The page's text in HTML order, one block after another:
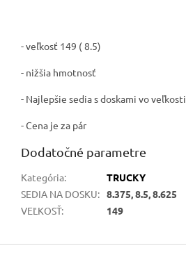
- veľkosť 149 ( 8.5)
- nižšia hmotnosť
- Najlepšie sedia s doskami vo
- Cena je za pár
Dodatočné parametre
Kategória:
TRUCKY
SEDIA NA DOSKU: 8.375, 8.5, 8.625
VEĽKOSŤ: 149
Z